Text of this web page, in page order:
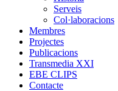
Serveis
Col·laboracions
Membres
Projectes
Publicacions
Transmedia XXI
EBE CLIPS
Contacte